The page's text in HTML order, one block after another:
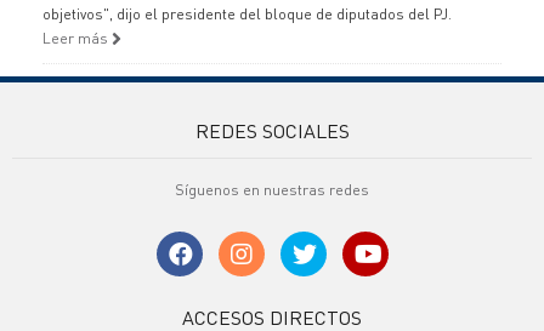
objetivos", dijo el presidente del bloque de diputados del PJ.
Leer más
REDES SOCIALES
Síguenos en nuestras redes
ACCESOS DIRECTOS